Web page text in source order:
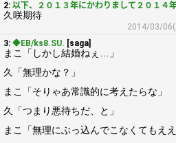
2: 以下、２０１３年にかわりまして２０１４
久咲期待
2014/03/06(
3: ◆EB/ks8.SU. [saga]
まこ「しかし結婚ねぇ…」
久「無理かな？」
まこ「そりゃあ常識的に考えたらな」
久「つまり悪待ちだ、と」
まこ「無理にぶっ込んでこなくてもええ